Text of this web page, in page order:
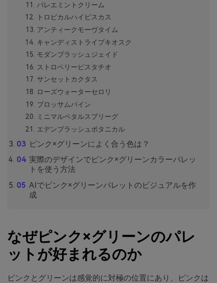
バレエミントクリーム
トロピカルハイビスカス
アンティークモーヴタイム
キャンディストライプキオスク
モダンブラッシュジェイド
ストロベリーピスタチオ
サンセットカクタス
ローズウォーターセロリ
ブロッサムパイン
ミニマルペタルスプリーグ
エデンブラッシュボタニカル
ピンク×グリーンによく合う色は？
実際のデザインでピンク×グリーンカラーパレッ
トを使う方法
AIでピンク×グリーンパレットのビジュアルを作
成
なぜピンク×グリーンのパレ
ットが好まれるのか
ピンクとグリーンは感覚的に対極の位置にあり、ピンクは